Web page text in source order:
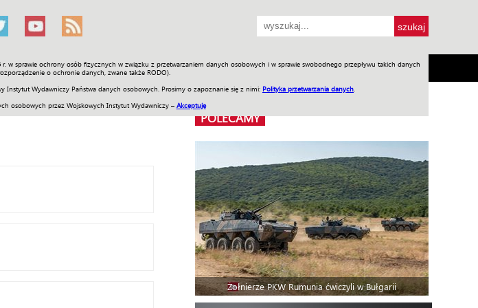
w sprawie ochrony osób fizycznych w związku z przetwarzaniem danych osobowych i w sprawie swobodnego przepływu takich danych
o ochronie danych, zwane także RODO).
Instytut Wydawniczy Państwa danych osobowych. Prosimy o zapoznanie się z nimi: Polityka przetwarzania danych
osobowych przez Wojskowych Instytut Wydawniczy – Akceptuję
Historia Galerie Wideo ENGLISH SKLEP Jednodniówki Praca w WIW
POLECAMY
Żołnierze PKW Rumunia ćwiczyli w Bułgarii